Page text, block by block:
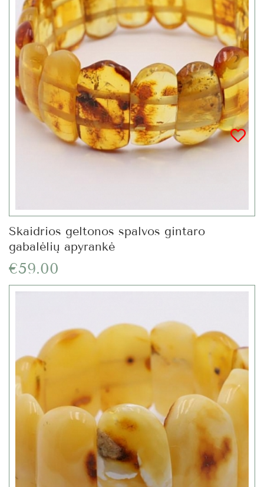
Skaidrios geltonos spalvos gintaro
gabalėlių apyrankė
€59.00